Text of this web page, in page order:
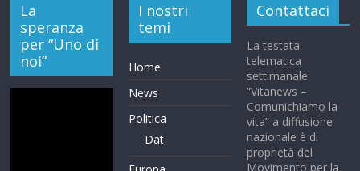
La
speranza
per “Uno di
noi”
I nostri
temi
Home
News
Politica
Dat
Contattaci
La testata
telematica
settimanale
“Vitanews –
Comunichiamo la
vita” a diffusione
nazionale è di
proprietà del
Movimento per la